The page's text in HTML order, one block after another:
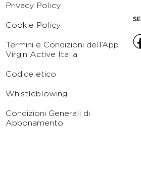
Privacy Policy
Cookie Policy
Termini e Condizioni dell’App
Virgin Active Italia
Codice etico
Whistleblowing
Condizioni Generali di
Abbonamento